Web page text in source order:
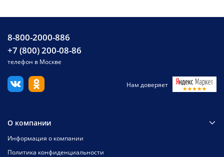
8-800-2000-886
+7 (800) 200-08-86
телефон в Москве
Нам доверяет
О компании
Информация о компании
Политика конфиденциальности